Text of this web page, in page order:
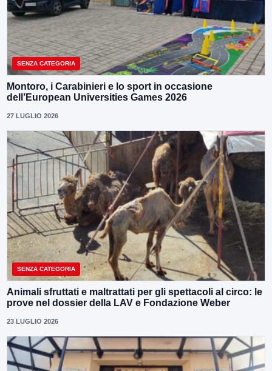
SENZA CATEGORIA
Montoro, i Carabinieri e lo sport in occasione
dell’European Universities Games 2026
27 LUGLIO 2026
SENZA CATEGORIA
Animali sfruttati e maltrattati per gli spettacoli al circo: le
prove nel dossier della LAV e Fondazione Weber
23 LUGLIO 2026